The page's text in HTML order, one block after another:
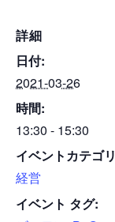
詳細
日付:
2021-03-26
時間:
13:30 - 15:30
イベントカテゴ
経営
イベント タグ: